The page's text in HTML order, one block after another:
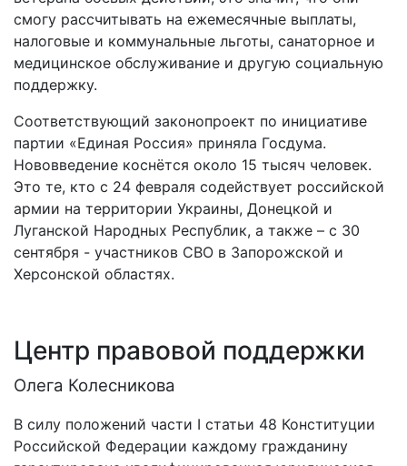
смогу рассчитывать на ежемесячные выплаты,
налоговые и коммунальные льготы, санаторное и
медицинское обслуживание и другую социальную
поддержку.
Соответствующий законопроект по инициативе
партии «Единая Россия» приняла Госдума.
Нововведение коснётся около 15 тысяч человек.
Это те, кто с 24 февраля содействует российской
армии на территории Украины, Донецкой и
Луганской Народных Республик, а также – с 30
сентября - участников СВО в Запорожской и
Херсонской областях.
Центр правовой поддержки
Олега Колесникова
В силу положений части I статьи 48 Конституции
Российской Федерации каждому гражданину